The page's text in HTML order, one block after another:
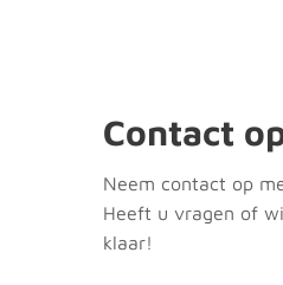
Contact
Neem contact op
Heeft u vragen of
klaar!